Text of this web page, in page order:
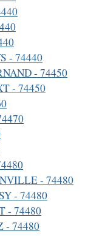
- 74440
- 74450
- 74450
- 74480
- 74480
- 74480
- 74480